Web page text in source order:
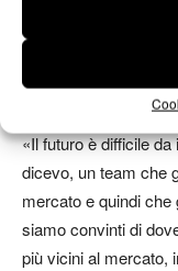
Le ho chiesto del
chiedo quindi del
da qui a qualche
«Il futuro è difficile
dicevo, un team che
mercato e quindi
siamo convinti di
più vicini al mercato,